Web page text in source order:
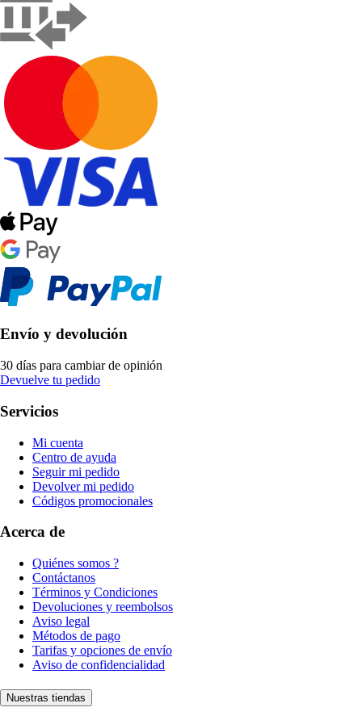
Envío y devolución
30 días para cambiar de opinión
Devuelve tu pedido
Servicios
Mi cuenta
Centro de ayuda
Seguir mi pedido
Devolver mi pedido
Códigos promocionales
Acerca de
Quiénes somos ?
Contáctanos
Términos y Condiciones
Devoluciones y reembolsos
Aviso legal
Métodos de pago
Tarifas y opciones de envío
Aviso de confidencialidad
Nuestras tiendas